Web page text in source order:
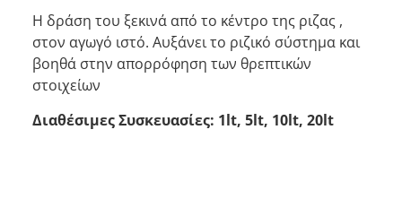
Η δράση του ξεκινά από το κέντρο της ριζας ,
στον αγωγό ιστό. Αυξάνει το ριζικό σύστημα και
βοηθά στην απορρόφηση των θρεπτικών
στοιχείων
Διαθέσιμες Συσκευασίες: 1lt, 5lt, 10lt, 20lt